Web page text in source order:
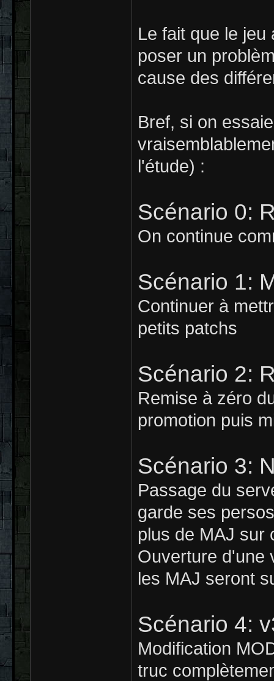
Le fait que le jeu
poser un
cause des
Bref, si on
l'étude) :
Scénario 0:
On continue
Scénario 1:
Continuer à
petits patchs
Scénario 2:
Remise à zéro
promotion puis
Scénario 3:
Passage du
garde ses
plus de MAJ sur
Ouverture d'une
les MAJ seront
Scénario 4:
Modification
truc